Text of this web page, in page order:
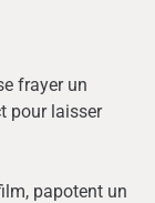
frayer un
pour laisser
papotent un